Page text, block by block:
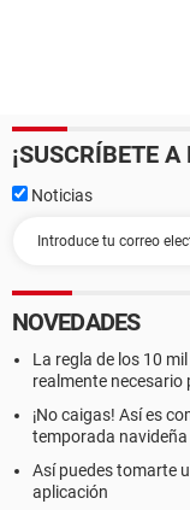
¡SUSCRÍBETE
Noticias
NOVEDADES
La regla de los 10
realmente necesario
¡No caigas! Así es
temporada navideña
Así puedes tomarte
aplicación